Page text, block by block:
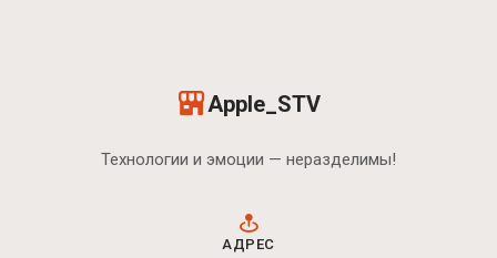
Apple_STV
Технологии и эмоции — неразделимы!
АДРЕС